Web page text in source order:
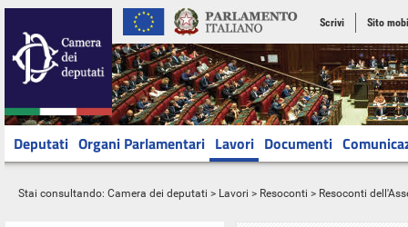
Scrivi Sito
Deputati Organi Parlamentari Lavori Documenti
Stai consultando: Camera dei deputati > Lavori > Resoconti > Resoconti